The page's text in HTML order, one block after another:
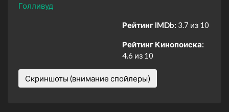
Голливуд
Рейтинг IMDb: 3.7 из 10
Рейтинг Кинопоиска:
4.6 из 10
Скриншоты (внимание спойлеры)